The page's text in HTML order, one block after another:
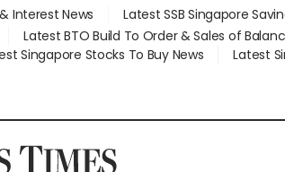
Interest News Latest SSB Singapore
Latest BTO Build To Order & Sales of
Singapore Stocks To Buy News
Latest